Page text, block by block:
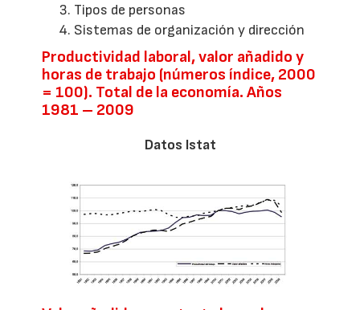
Tipos de personas
Sistemas de organización y dirección
Productividad laboral, valor añadido y
horas de trabajo (números índice, 2000
= 100). Total de la economía. Años
1981 – 2009
Datos Istat